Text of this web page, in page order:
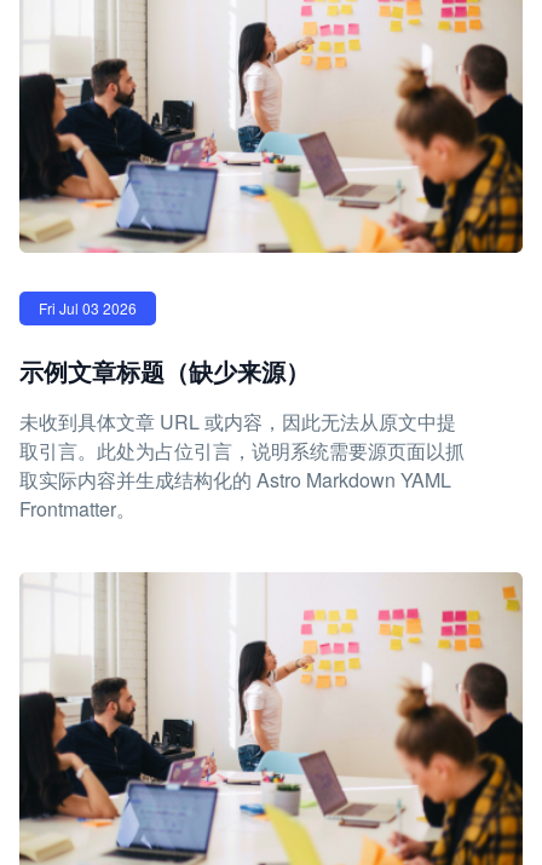
Fri Jul 03 2026
示例文章标题（缺少来源）
未收到具体文章 URL 或内容，因此无法从原文中提
取引言。此处为占位引言，说明系统需要源页面以抓
取实际内容并生成结构化的 Astro Markdown YAML
Frontmatter。